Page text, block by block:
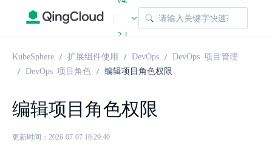
|
2.1
KubeSphere 扩展组件使用 DevOps
DevOps 项目管理
DevOps 项目角色
编辑项目角色权限
编辑项目角色权限
更新时间：2026-07-07 10:29:40